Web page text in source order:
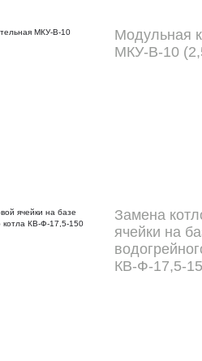
Модульная
МКУ-В-10
Замена
ячейки на
КВ-Ф-17,5-